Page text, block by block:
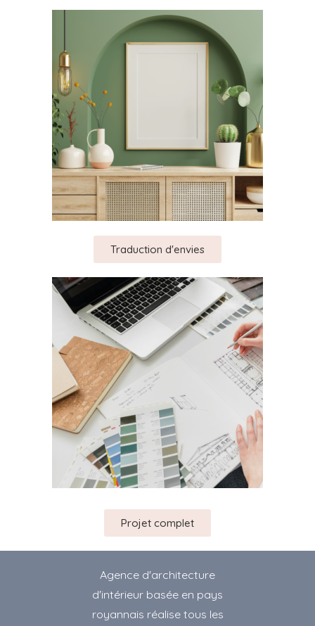
Traduction d'envies
Projet complet
Agence d'architecture
d'intérieur basée en pays
royannais réalise tous les